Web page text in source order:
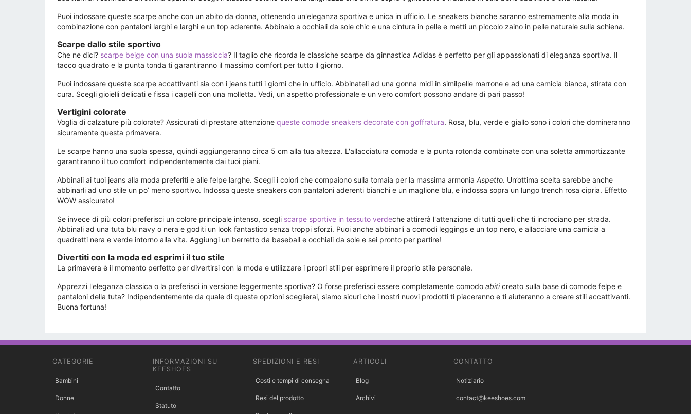
Puoi indossare queste scarpe anche con un abito da donna, ottenendo un'eleganza sportiva e unica in ufficio. Le sneakers bianche saranno estremamente alla moda in
combinazione con pantaloni larghi e larghi e un top aderente. Abbinalo a occhiali da sole chic e una cintura in pelle e metti un piccolo zaino in pelle naturale sulla schiena.
Scarpe dallo stile sportivo
Che ne dici? scarpe beige con una suola massiccia? Il taglio che ricorda le classiche scarpe da ginnastica Adidas è perfetto per gli appassionati di eleganza sportiva. Il
tacco quadrato e la punta tonda ti garantiranno il massimo comfort per tutto il giorno.
Puoi indossare queste scarpe accattivanti sia con i jeans tutti i giorni che in ufficio. Abbinateli ad una gonna midi in similpelle marrone e ad una camicia bianca, stirata con
cura. Scegli gioielli delicati e fissa i capelli con una molletta. Vedi, un aspetto professionale e un vero comfort possono andare di pari passo!
Vertigini colorate
Voglia di calzature più colorate? Assicurati di prestare attenzione queste comode sneakers decorate con goffratura. Rosa, blu, verde e giallo sono i colori che domineranno
sicuramente questa primavera.
Le scarpe hanno una suola spessa, quindi aggiungeranno circa 5 cm alla tua altezza. L'allacciatura comoda e la punta rotonda combinate con una soletta ammortizzante
garantiranno il tuo comfort indipendentemente dai tuoi piani.
Abbinali ai tuoi jeans alla moda preferiti e alle felpe larghe. Scegli i colori che compaiono sulla tomaia per la massima armonia Aspetto. Un’ottima scelta sarebbe anche
abbinarli ad uno stile un po’ meno sportivo. Indossa queste sneakers con pantaloni aderenti bianchi e un maglione blu, e indossa sopra un lungo trench rosa cipria. Effetto
WOW assicurato!
Se invece di più colori preferisci un colore principale intenso, scegli scarpe sportive in tessuto verdeche attirerà l'attenzione di tutti quelli che ti incrociano per strada.
Abbinali ad una tuta blu navy o nera e goditi un look fantastico senza troppi sforzi. Puoi anche abbinarli a comodi leggings e un top nero, e allacciare una camicia a
quadretti nera e verde intorno alla vita. Aggiungi un berretto da baseball e occhiali da sole e sei pronto per partire!
Divertiti con la moda ed esprimi il tuo stile
La primavera è il momento perfetto per divertirsi con la moda e utilizzare i propri stili per esprimere il proprio stile personale.
Apprezzi l'eleganza classica o la preferisci in versione leggermente sportiva? O forse preferisci essere completamente comodo abiticreato sulla base di comode felpe e
pantaloni della tuta? Indipendentemente da quale di queste opzioni sceglierai, siamo sicuri che i nostri nuovi prodotti ti piaceranno e ti aiuteranno a creare stili accattivanti.
Buona fortuna!
CATEGORIE
Bambini
Donne
INFORMAZIONI SU
KEESHOES
Contatto
Statuto
SPEDIZIONI E RESI
Costi e tempi di consegna
Resi del prodotto
ARTICOLI
Blog
Archivi
CONTATTO
Notiziario
contact@keeshoes.com